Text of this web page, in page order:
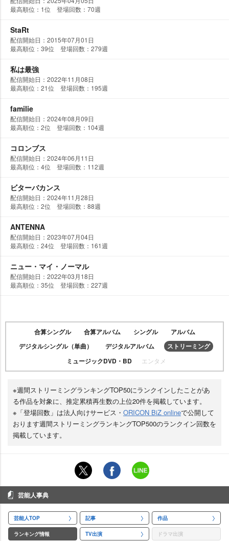
最高順位：1位 登場回数：70週
StaRt
配信開始日：2015年07月01日
最高順位：39位 登場回数：279週
私は最強
配信開始日：2022年11月08日
最高順位：21位 登場回数：195週
familie
配信開始日：2024年08月09日
最高順位：2位 登場回数：104週
コロンブス
配信開始日：2024年06月11日
最高順位：4位 登場回数：112週
ビターバカンス
配信開始日：2024年11月28日
最高順位：2位 登場回数：88週
ANTENNA
配信開始日：2023年07月04日
最高順位：24位 登場回数：161週
ニュー・マイ・ノーマル
配信開始日：2022年03月18日
最高順位：35位 登場回数：227週
合算シングル 合算アルバム シングル
アルバム
デジタルシングル（単曲）
デジタルアルバム
ストリーミング
ミュージックDVD・BD
エンタメ
※週間ストリーミングランキングTOP50にランクインしたことがあ
る作品を対象に、推定累積再生数の上位20件を掲載しています。
※「登場回数」は法人向けサービス・ ORICON BiZ onlineで公開して
おります週間ストリーミングランキングTOP500のランクイン回数を
掲載しています。
芸能人事典
芸能人TOP 記事 作品
ランキング情報 TV出演 ドラマ出演